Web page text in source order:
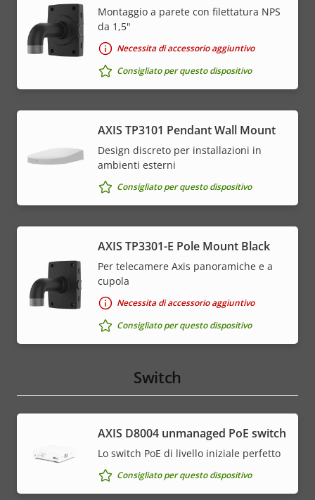
Montaggio a parete con filettatura NPS
da 1,5"
Necessita di accessorio aggiuntivo
Consigliato per questo dispositivo
AXIS TP3101 Pendant Wall Mount
Design discreto per installazioni in
ambienti esterni
Consigliato per questo dispositivo
AXIS TP3301-E Pole Mount Black
Per telecamere Axis panoramiche e a
cupola
Necessita di accessorio aggiuntivo
Consigliato per questo dispositivo
Switch
AXIS ​D8004 unmanaged PoE switch
Lo switch PoE di livello iniziale perfetto
Consigliato per questo dispositivo